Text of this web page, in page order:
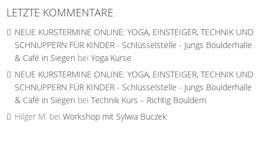
LETZTE KOMMENTARE
NEUE KURSTERMINE ONLINE: YOGA, EINSTEIGER, TECHNIK UND
SCHNUPPERN FÜR KINDER - Schlüsselstelle - Jungs Boulderhalle
& Café in Siegen beiYoga Kurse
NEUE KURSTERMINE ONLINE: YOGA, EINSTEIGER, TECHNIK UND
SCHNUPPERN FÜR KINDER - Schlüsselstelle - Jungs Boulderhalle
& Café in Siegen beiTechnik Kurs – Richtig Bouldern
Hilger M. beiWorkshop mit Sylwia Buczek